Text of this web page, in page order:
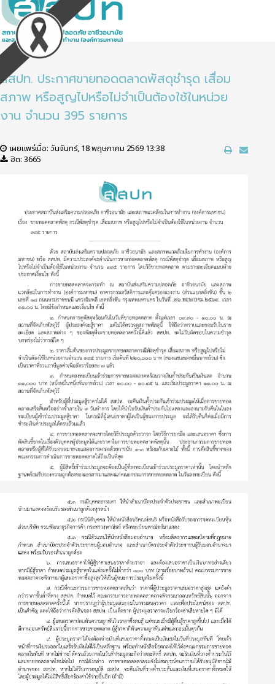
สสปท. ประกาศขายทอดตลาดพัสดุชำรุด เสื่อม
สภาพ หรือสูญไปหรือไม่จำเป็นต้องใช้ในหน่วย
งาน จำนวน 395 รายการ
เผยแพร่เมื่อ: วันจันทร์, 18 พฤษภาคม 2569 13:38
ฮิต: 3665